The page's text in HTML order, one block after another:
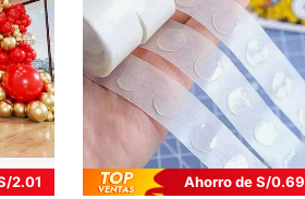
2.01 Ahorro de S/0.69